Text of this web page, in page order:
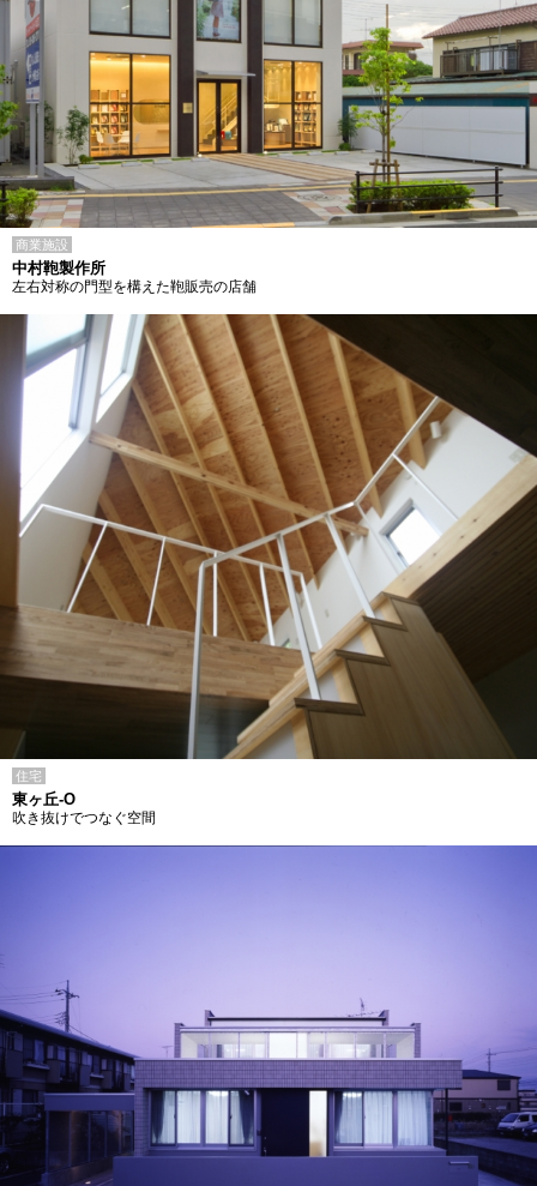
商業施設
中村鞄製作所
左右対称の門型を構えた鞄販売の店舗
住宅
東ヶ丘-O
吹き抜けでつなぐ空間